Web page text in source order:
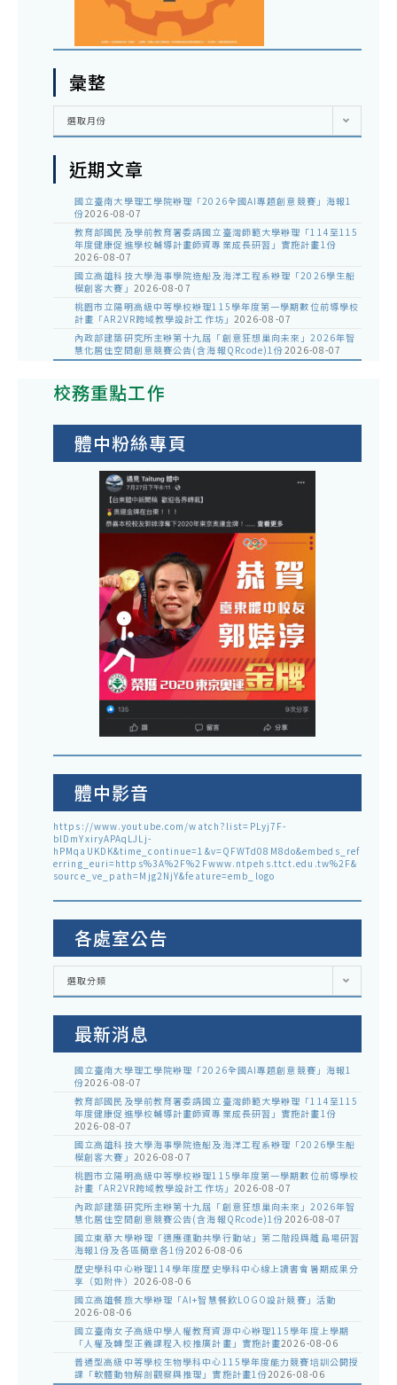
彙整
彙
選取月份
近期文章
國立臺南大學理工學院辦理「2026全國AI專題創意競賽」海報1
份2026-08-07
教育部國民及學前教育署委請國立臺灣師範大學辦理「114至115
年度健康促進學校輔導計畫師資專業成長研習」實施計畫1份
2026-08-07
國立高雄科技大學海事學院造船及海洋工程系辦理「2026學生船
模創客大賽」 2026-08-07
桃園市立陽明高級中等學校辦理115學年度第一學期數位前導學校
計畫「AR2VR跨域教學設計工作坊」 2026-08-07
內政部建築研究所主辦第十九屆「創意狂想巢向未來」2026年智
慧化居住空間創意競賽公告(含海報QRcode)1份2026-08-07
校務重點工作
體中粉絲專頁
體中影音
https://www.youtube.com/watch?list=PLyj7F-
blDmYxiryAPAqLJLj-
hPMqaUKDK&time_continue=1&v=QFWTd08M8do&embeds_ref
erring_euri=https%3A%2F%2Fwww.ntpehs.ttct.edu.tw%2F&
source_ve_path=Mjg2NjY&feature=emb_logo
各處室公告
各
室
選取分類
最新消息
國立臺南大學理工學院辦理「2026全國AI專題創意競賽」海報1
份2026-08-07
教育部國民及學前教育署委請國立臺灣師範大學辦理「114至115
年度健康促進學校輔導計畫師資專業成長研習」實施計畫1份
2026-08-07
國立高雄科技大學海事學院造船及海洋工程系辦理「2026學生船
模創客大賽」 2026-08-07
桃園市立陽明高級中等學校辦理115學年度第一學期數位前導學校
計畫「AR2VR跨域教學設計工作坊」 2026-08-07
內政部建築研究所主辦第十九屆「創意狂想巢向未來」2026年智
慧化居住空間創意競賽公告(含海報QRcode)1份2026-08-07
國立東華大學辦理「適應運動共學行動站」第二階段與離島場研習
海報1份及各區簡章各1份2026-08-06
歷史學科中心辦理114學年度歷史學科中心線上讀書會暑期成果分
享（如附件） 2026-08-06
國立高雄餐旅大學辦理「AI+智慧餐飲LOGO設計競賽」活動
2026-08-06
國立臺南女子高級中學人權教育資源中心辦理115學年度上學期
「人權及轉型正義課程入校推廣計畫」實施計畫2026-08-06
普通型高級中等學校生物學科中心115學年度能力競賽培訓公開授
課「軟體動物解剖觀察與推理」實施計畫1份2026-08-06